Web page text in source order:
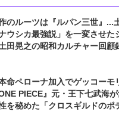
のルーツは『ルパン三世』...
ナウシカ最強説」を一変させた
土田晃之の昭和カルチャー回顧
命ペローナ加入でゲッコーモ
ONE PIECE』元・王下七武海
を秘めた「クロスギルドのポ